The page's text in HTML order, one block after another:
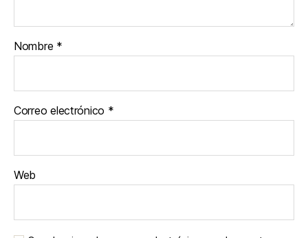
Nombre *
Correo electrónico *
Web